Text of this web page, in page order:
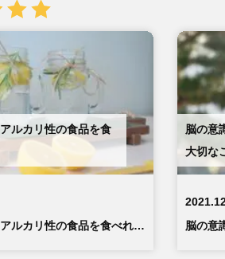
ルカリ性の食品を食
炭酸水はアルカリ性？アルカリ性の食品を食べれば健康になれる？
脳の意
大切な